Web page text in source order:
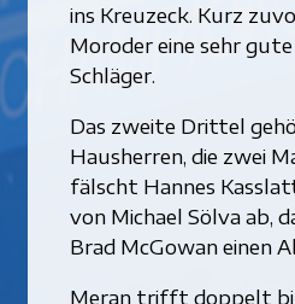
ins Kreuzeck. Kurz
Moroder eine sehr
Schläger.
Das zweite Drittel
Hausherren, die zwei
fälscht Hannes
von Michael Sölva ab,
Brad McGowan einen
Meran trifft doppelt